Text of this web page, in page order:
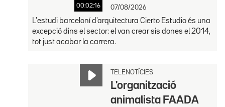
00:02:16 07/08/2026
L'estudi barceloní d'arquitectura Cierto Estudio és una
excepció dins el sector: el van crear sis dones el 2014,
tot just acabar la carrera.
TELENOTÍCIES
L'organització
animalista FAADA